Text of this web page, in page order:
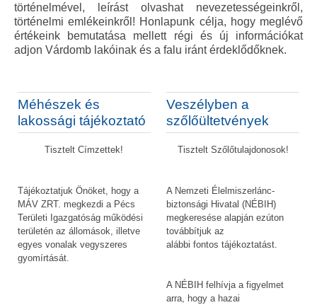
történelmével, leírást olvashat nevezetességeinkről,
történelmi emlékeinkről! Honlapunk célja, hogy meglévő
értékeink bemutatása mellett régi és új információkat
adjon Várdomb lakóinak és a falu iránt érdeklődőknek.
Méhészek és
lakossági tájékoztató
Tisztelt Címzettek!
Tájékoztatjuk Önöket, hogy a
MÁV ZRT. megkezdi a Pécs
Területi Igazgatóság működési
területén az állomások, illetve
egyes vonalak vegyszeres
gyomírtását.
Veszélyben a
szőlőültetvények
Tisztelt Szőlőtulajdonosok!
A Nemzeti Élelmiszerlánc-
biztonsági Hivatal (NÉBIH)
megkeresése alapján ezúton
továbbítjuk az
alábbi fontos tájékoztatást.
A NÉBIH felhívja a figyelmet
arra, hogy a hazai